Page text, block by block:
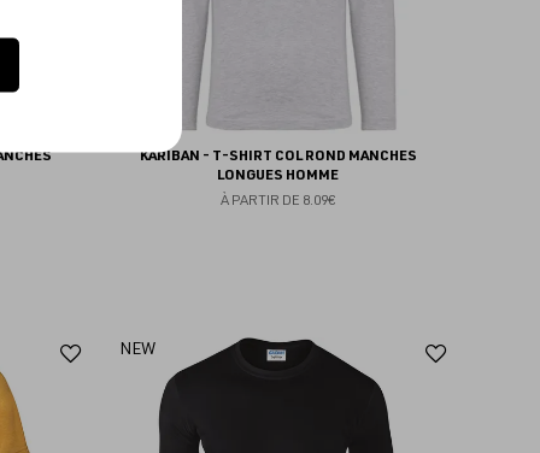
KARIBAN - T-SHIRT COL ROND MANCHES
LONGUES HOMME
À PARTIR DE 8.09€
Ajouter
favoris
NEW